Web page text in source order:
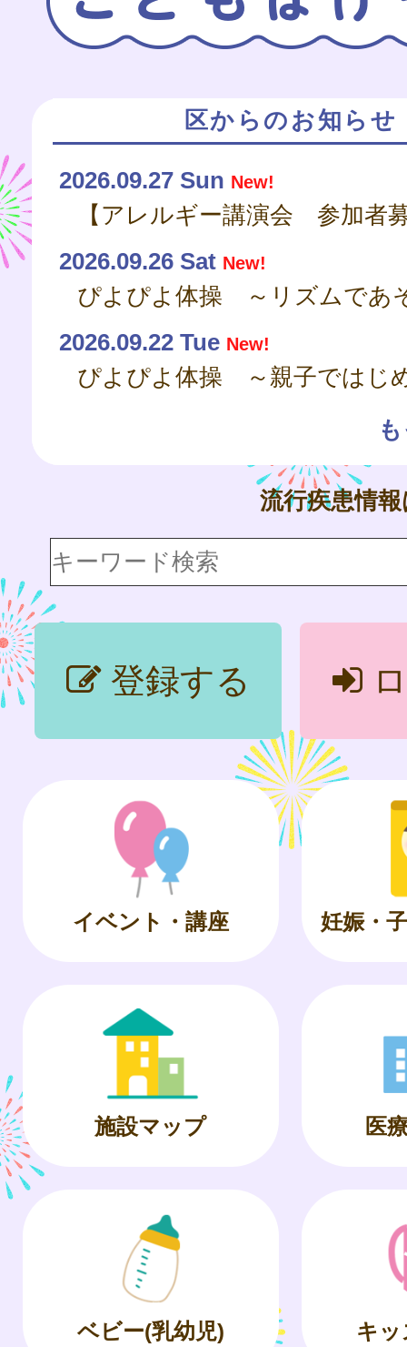
区からのお知らせ
2026.09.27 Sun New!
2026.09.26 Sat New!
ぴよぴよ体操 ～リズムであ
2026.09.22 Tue New!
流行疾患情
登録する
イベント・講座 妊娠・
施設マップ 医
ベビー(乳幼児) キッ